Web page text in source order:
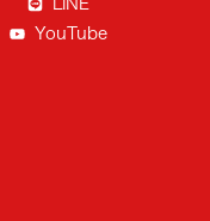
LINE
YouTube